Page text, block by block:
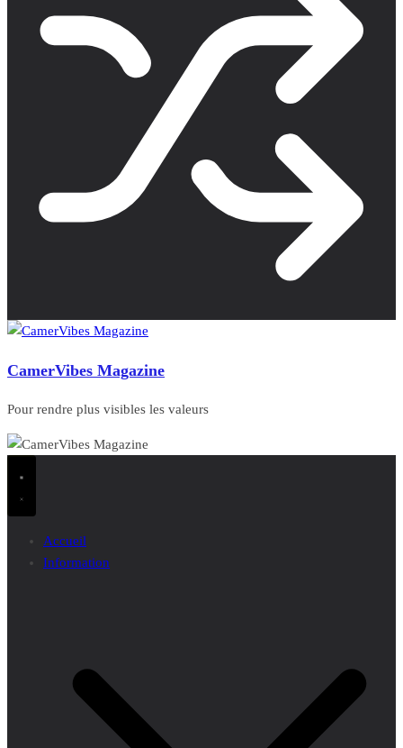
CamerVibes Magazine
Pour rendre plus visibles les valeurs
Accueil
Information